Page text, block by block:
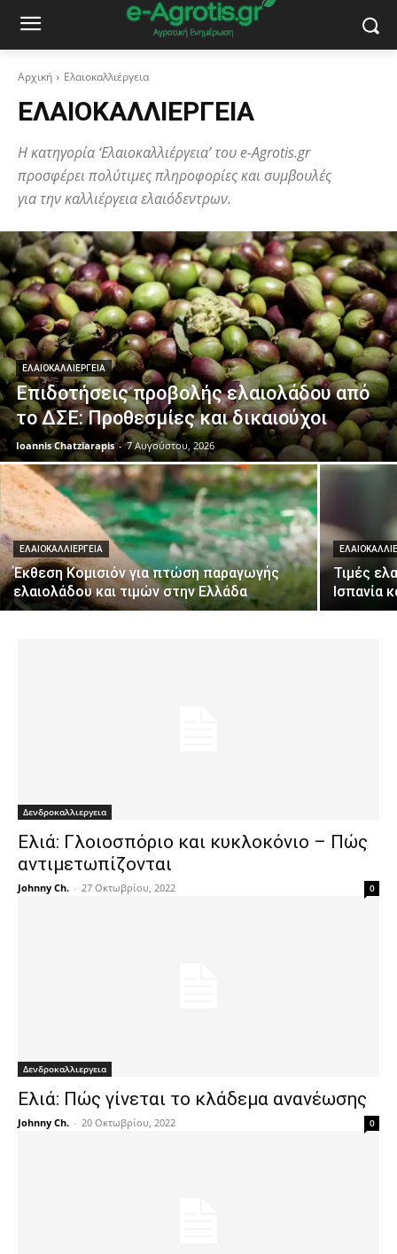
Αρχική Ελαιοκαλλιέργεια
ΕΛΑΙΟΚΑΛΛΙΈΡΓΕΙΑ
Η κατηγορία ‘Ελαιοκαλλιέργεια’ του e-Agrotis.gr
προσφέρει πολύτιμες πληροφορίες και συμβουλές
για την καλλιέργεια ελαιόδεντρων.
ΕΛΑΙΟΚΑΛΛΙΈΡΓΕΙΑ
Επιδοτήσεις προβολής ελαιολάδου από
το ΔΣΕ: Προθεσμίες και δικαιούχοι
Ioannis Chatziarapis - 7 Αυγούστου, 2026
ΕΛΑΙΟΚΑΛΛΙΈΡΓΕΙΑ
Έκθεση Κομισιόν για πτώση παραγωγής
ελαιολάδου και τιμών στην Ελλάδα
Τιμές
Ισπανία
Δενδροκαλλιεργεια
Ελιά: Γλοιοσπόριο και κυκλοκόνιο – Πώς
αντιμετωπίζονται
Johnny Ch. - 27 Οκτωβρίου, 2022 0
Δενδροκαλλιεργεια
Ελιά: Πώς γίνεται το κλάδεμα ανανέωσης
Johnny Ch. - 20 Οκτωβρίου, 2022 0